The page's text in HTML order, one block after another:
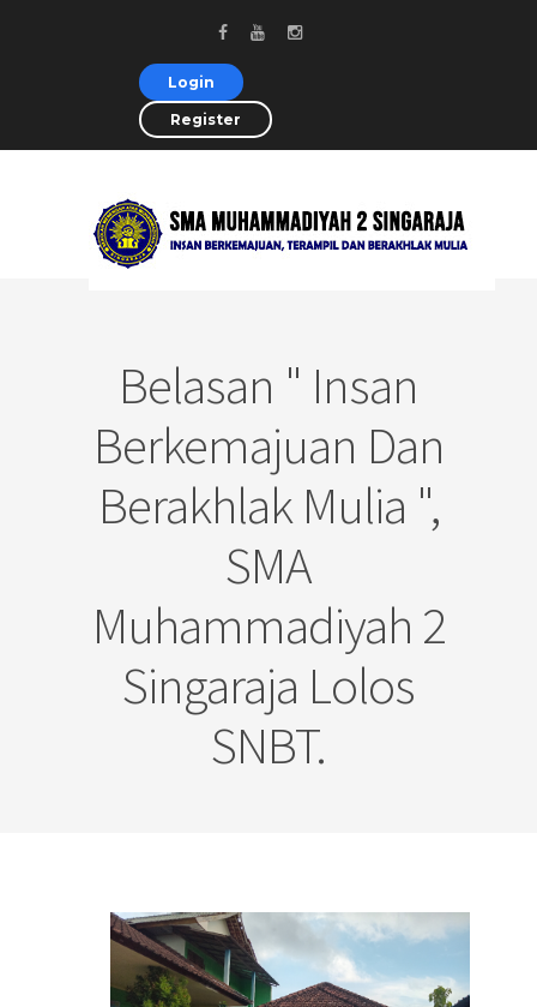
Login
Register
Belasan " Insan
Berkemajuan Dan
Berakhlak Mulia ",
SMA
Muhammadiyah 2
Singaraja Lolos
SNBT.